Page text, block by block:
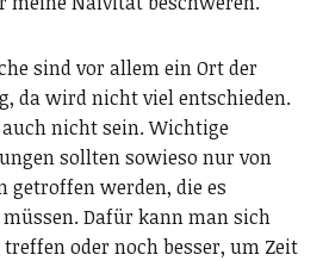
sind vor allem ein Ort der
da wird nicht viel entschieden.
auch nicht sein. Wichtige
sollten sowieso nur von
getroffen werden, die es
Dafür kann man sich
oder noch besser, um Zeit